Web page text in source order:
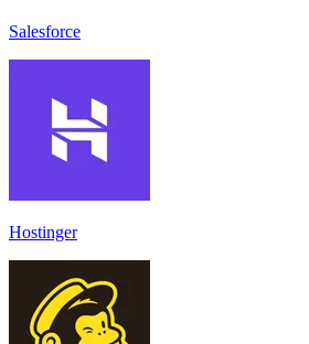
Salesforce
Hostinger